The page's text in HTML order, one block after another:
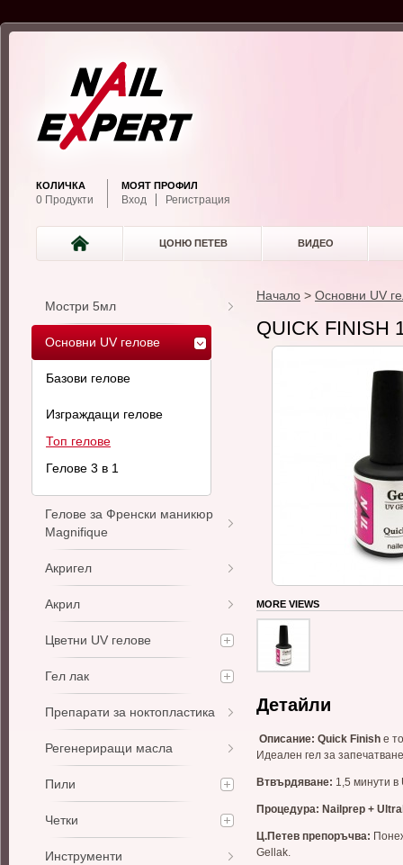
КОЛИЧКА
0 Продукти
МОЯТ ПРОФИЛ
Вход Регистрация
ЦОНЮ ПЕТЕВ ВИДЕО
Начало > Основни UV
QUICK FINISH
MORE VIEWS
Детайли
Описаниe: Quick Finish е
Идеален гел за
Втвърдяване: 1,5 минути в
Процедура: Nailprep +
Ц.Петев препоръчва:
Gellak.
Мостри 5мл
Основни UV гелове
Базови гелове
Изграждащи гелове
Топ гелове
Гелове 3 в 1
Гелове за Френски маникюр
Magnifique
Акригел
Акрил
Цветни UV гелове
Гел лак
Препарати за ноктопластика
Регенериращи масла
Пили
Четки
Инструменти